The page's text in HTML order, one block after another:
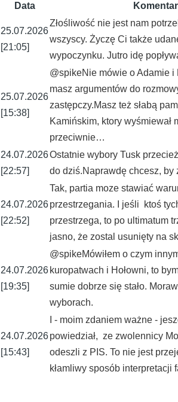
Data
25.07.2026
[21:05]
Złośliwość nie jest nam
wszyscy. Życzę Ci także
wypoczynku. Jutro idę
25.07.2026
[15:38]
@spikeNie mówie o Adamie
masz argumentów do
zastępczy.Masz też słabą
Kamińskim, ktory wyśmiewał
przeciwnie…
24.07.2026
[22:57]
Ostatnie wybory Tusk
do dziś.Naprawdę chcesz, by
24.07.2026
[22:52]
Tak, partia moze stawiać
przestrzegania. I jeśli ktoś
przestrzega, to po ultimatum
jasno, że zostal usunięty na
24.07.2026
[19:35]
@spikeMówiłem o czym
kuropatwach i Hołowni, to
sumie dobrze się stało.
wyborach.
24.07.2026
[15:43]
I - moim zdaniem ważne -
powiedział, ze zwolennicy
odeszli z PIS. To nie jest
kłamliwy sposób interpretacji